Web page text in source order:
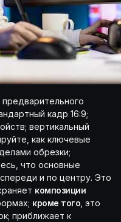
кадр 16:9;
вертикальный
как ключевые
обрезки;
что основные
и по центру. Это
композиции
кроме того , это
приближает к